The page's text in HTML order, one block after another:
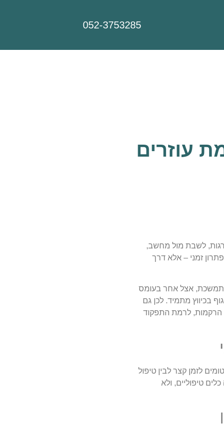
052-3753285
לשבת מול מחשב,
עוד פתרון זמני – אלא דרך
אצל אחר בעומס
בכיווץ מתמיד. לכן גם
הרקמות, לרמת התפקוד
לזמן קצר לבין טיפול
טיפוליים, ולא